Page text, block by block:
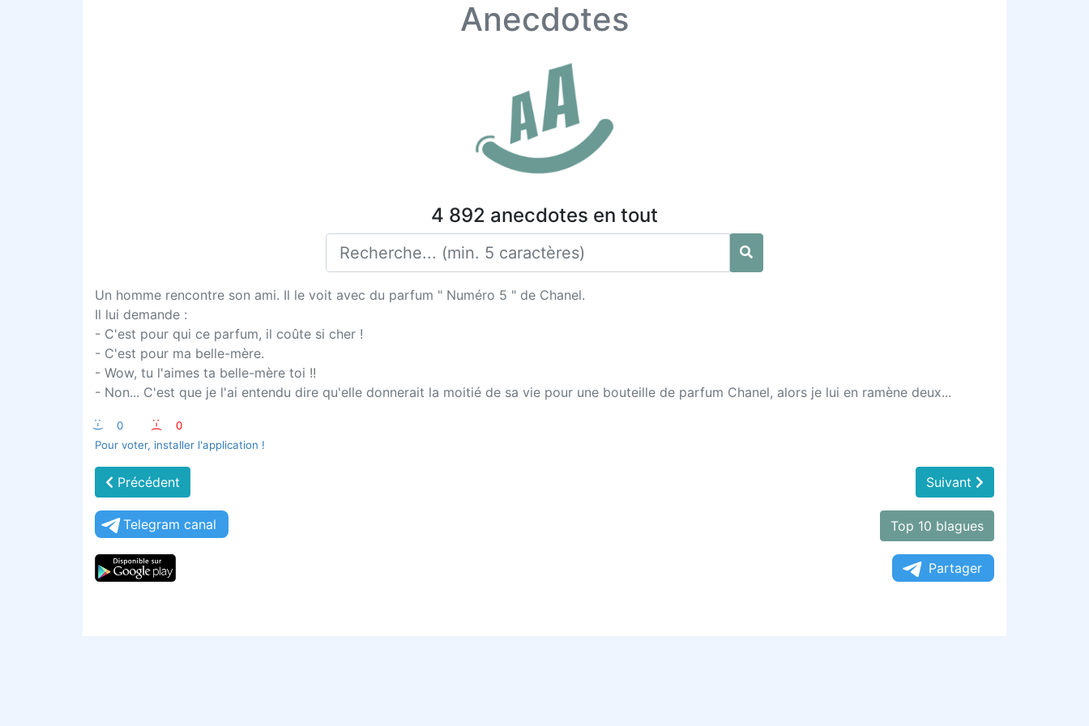
Anecdotes
4 892 anecdotes en tout
Un homme rencontre son ami. Il le voit avec du parfum " Numéro 5 " de Chanel.
Il lui demande :
- C'est pour qui ce parfum, il coûte si cher !
- C'est pour ma belle-mère.
- Wow, tu l'aimes ta belle-mère toi !!
- Non... C'est que je l'ai entendu dire qu'elle donnerait la moitié de sa vie pour une bouteille de parfum Chanel, alors je lui en ramène deux...
:-) 0 :-(
0
Pour voter, installer l'application !
Précédent Suivant
Telegram canal Top 10 blagues
Partager